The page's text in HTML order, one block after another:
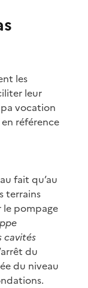
les
leur
vocation
référence
fait qu’au
terrains
le pompage
cavités
du
du niveau